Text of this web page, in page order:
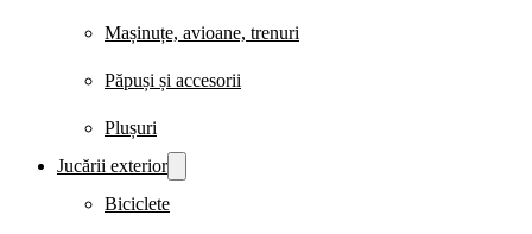
Mașinuțe, avioane, trenuri
Păpuși și accesorii
Plușuri
Jucării exterior
Biciclete